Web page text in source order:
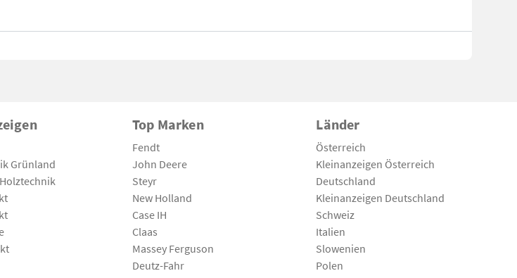
Grünland
Top Marken
Fendt
John Deere
Steyr
New Holland
Case IH
Claas
Massey Ferguson
Deutz-Fahr
Länder
Österreich
Kleinanzeigen Österreich
Deutschland
Kleinanzeigen Deutschland
Schweiz
Italien
Slowenien
Polen